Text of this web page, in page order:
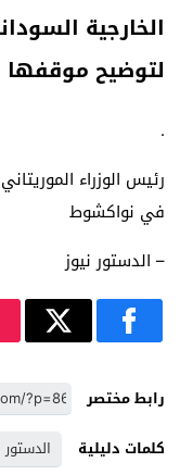
الخارجية
لتوضيح
.
رئيس الوزراء
في نواكشوط
– الدستور نيوز
رابط مختصر
كلمات دليلية
الدستور